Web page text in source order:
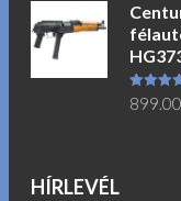
5.00/ 5
899.00
HÍRLEVÉL